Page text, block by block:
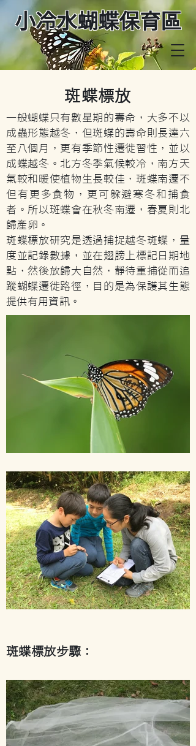
小冷水蝴蝶保育區
斑蝶標放
一般蝴蝶只有數星期的壽命，大多不以
成蟲形態越冬，但斑蝶的壽命則長達六
至八個月，更有季節性遷徙習性，並以
成蝶越冬。北方冬季氣候較冷，南方天
氣較和暖使植物生長較佳，斑蝶南遷不
但有更多食物，更可躲避寒冬和捕食
者。所以斑蝶會在秋冬南遷，春夏則北
歸產卵。
斑蝶標放研究是透過捕捉越冬斑蝶，量
度並記錄數據，並在翅膀上標記日期地
點，然後放歸大自然，靜待重捕從而追
蹤蝴蝶遷徙路徑，目的是為保護其生態
提供有用資訊。
斑蝶標放步驟：